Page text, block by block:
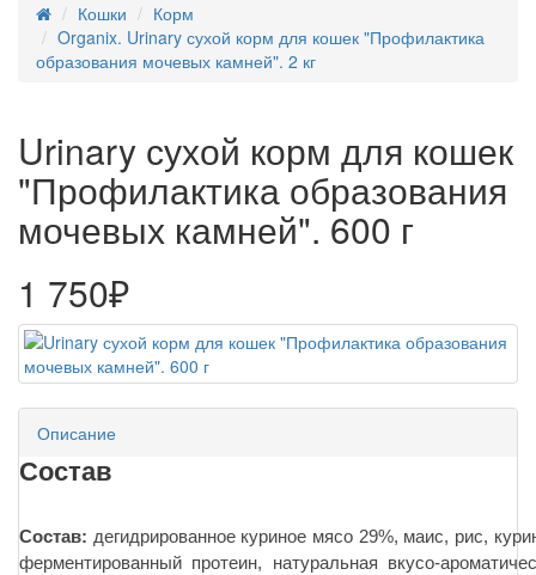
Кошки
Корм
Organix. Urinary сухой корм для кошек "Профилактика
образования мочевых камней". 2 кг
Urinary сухой корм для кошек
"Профилактика образования
мочевых камней". 600 г
1 750₽
Описание
Состав
Состав: дегидрированное куриное мясо 29%, маис, рис,
ферментированный протеин, натуральная вкусо-